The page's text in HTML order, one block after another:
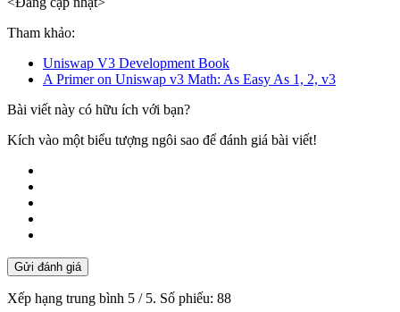
Tham khảo:
Uniswap V3 Development Book
A Primer on Uniswap v3 Math: As Easy As 1, 2, v3
Bài viết này có hữu ích với bạn?
Kích vào một biểu tượng ngôi sao để đánh giá bài viết!
Gửi đánh giá
Xếp hạng trung bình 5 / 5. Số phiếu: 88